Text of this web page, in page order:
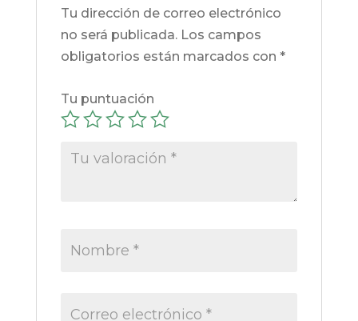
Tu dirección de correo electrónico
no será publicada. Los campos
obligatorios están marcados con *
Tu puntuación